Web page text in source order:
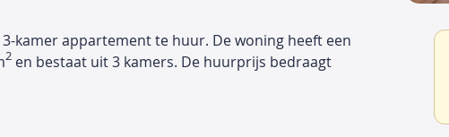
kamer appartement te huur. De woning heeft een
2 en bestaat uit 3 kamers. De huurprijs bedraagt